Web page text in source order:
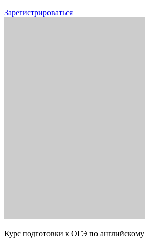
Зарегистрироваться
Курс подготовки к ОГЭ по английскому